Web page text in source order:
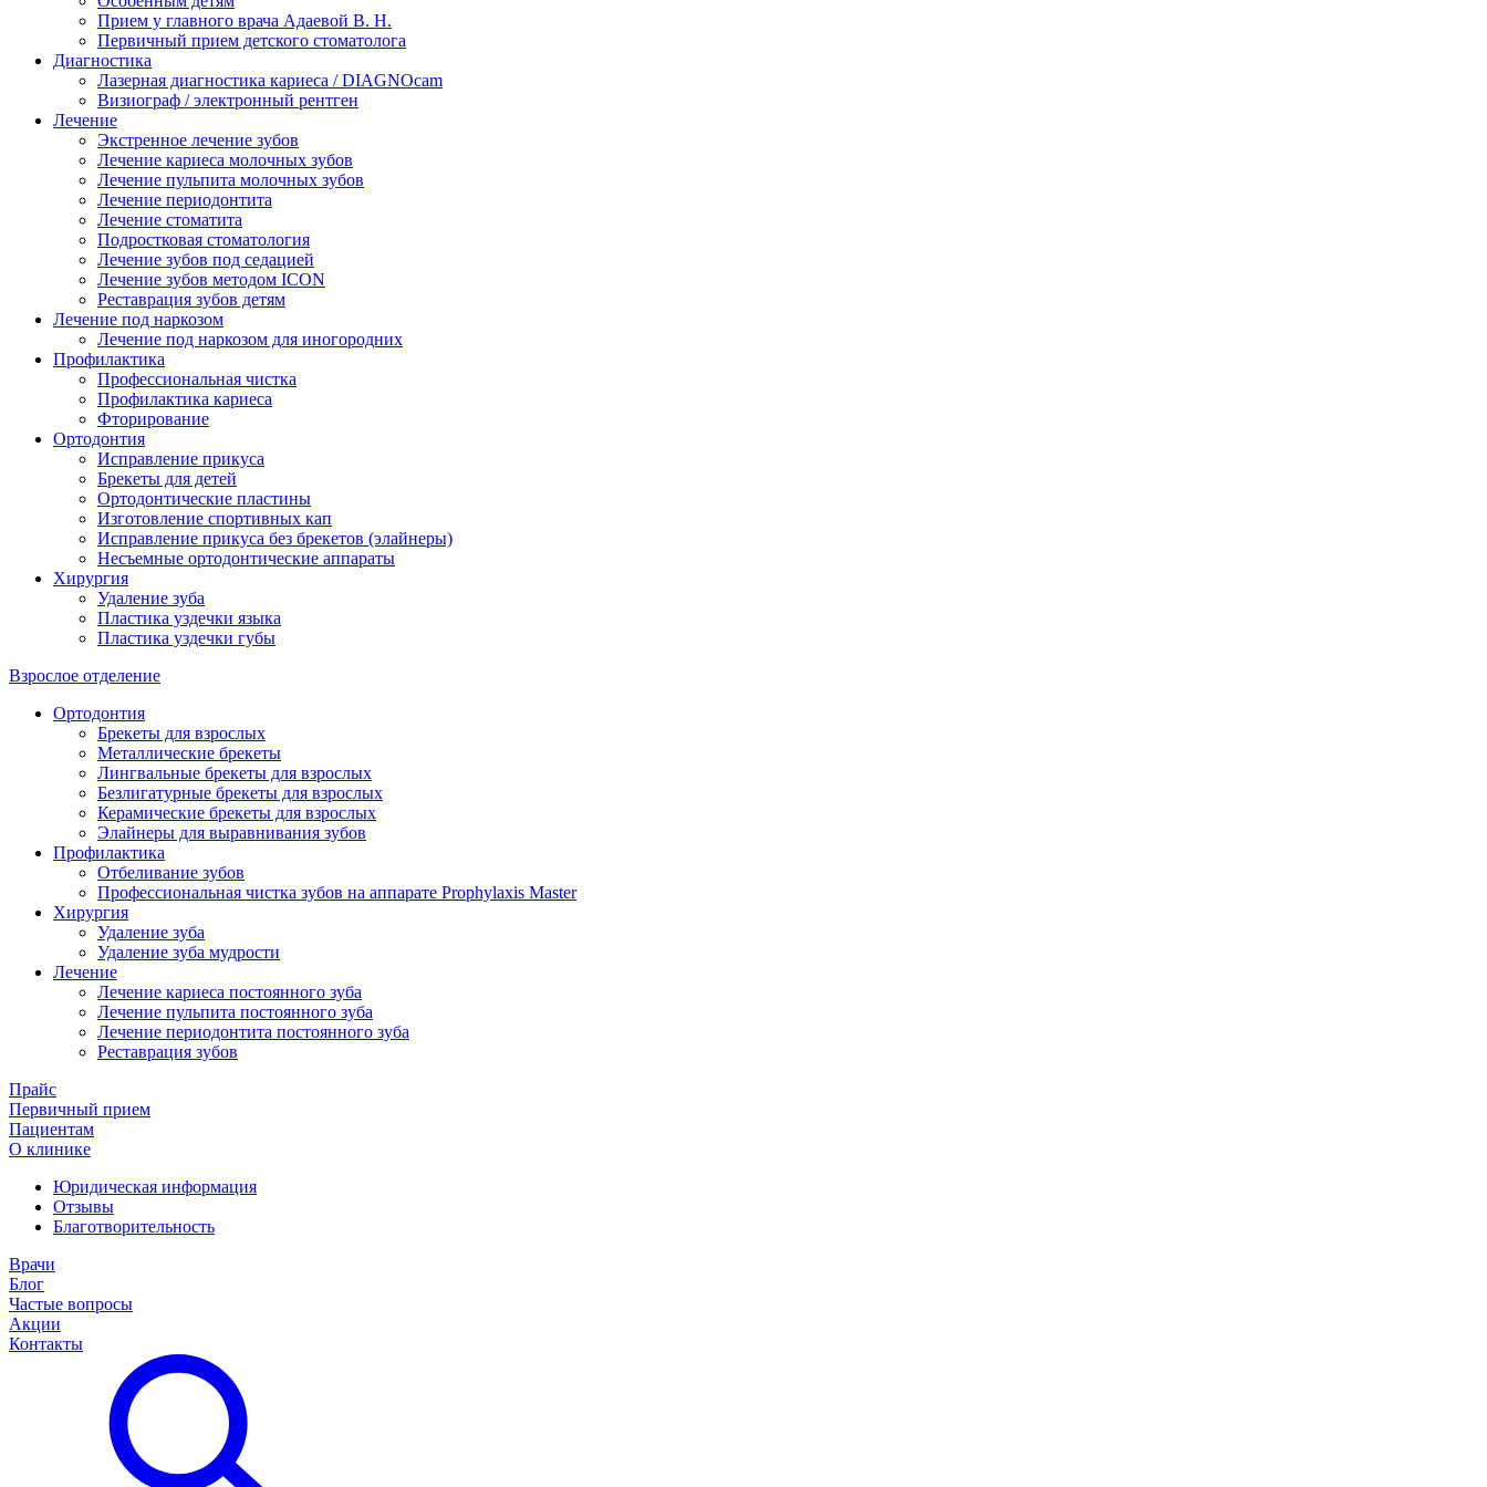
Прием у главного врача Адаевой В. Н.
Первичный прием детского стоматолога
Диагностика
Лазерная диагностика кариеса / DIAGNOcam
Визиограф / электронный рентген
Лечение
Экстренное лечение зубов
Лечение кариеса молочных зубов
Лечение пульпита молочных зубов
Лечение периодонтита
Лечение стоматита
Подростковая стоматология
Лечение зубов под седацией
Лечение зубов методом ICON
Реставрация зубов детям
Лечение под наркозом
Лечение под наркозом для иногородних
Профилактика
Профессиональная чистка
Профилактика кариеса
Фторирование
Ортодонтия
Исправление прикуса
Брекеты для детей
Ортодонтические пластины
Изготовление спортивных кап
Исправление прикуса без брекетов (элайнеры)
Несъемные ортодонтические аппараты
Хирургия
Удаление зуба
Пластика уздечки языка
Пластика уздечки губы
Взрослое отделение
Ортодонтия
Брекеты для взрослых
Металлические брекеты
Лингвальные брекеты для взрослых
Безлигатурные брекеты для взрослых
Керамические брекеты для взрослых
Элайнеры для выравнивания зубов
Профилактика
Отбеливание зубов
Профессиональная чистка зубов на аппарате Prophylaxis Master
Хирургия
Удаление зуба
Удаление зуба мудрости
Лечение
Лечение кариеса постоянного зуба
Лечение пульпита постоянного зуба
Лечение периодонтита постоянного зуба
Реставрация зубов
Прайс
Первичный прием
Пациентам
О клинике
Юридическая информация
Отзывы
Благотворительность
Врачи
Блог
Частые вопросы
Акции
Контакты